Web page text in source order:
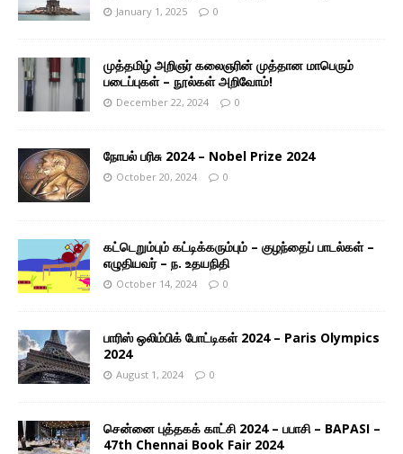
January 1, 2025 0
முத்தமிழ் அறிஞர் கலைஞரின் முத்தான மாபெரும்
படைப்புகள் – நூல்கள் அறிவோம்!
December 22, 2024 0
நோபல் பரிசு 2024 – Nobel Prize 2024
October 20, 2024 0
கட்டெறும்பும் கட்டிக்கரும்பும் – குழந்தைப் பாடல்கள் –
எழுதியவர் – ந. உதயநிதி
October 14, 2024 0
பாரிஸ் ஒலிம்பிக் போட்டிகள் 2024 – Paris Olympics
2024
August 1, 2024 0
சென்னை புத்தகக் காட்சி 2024 – பபாசி – BAPASI –
47th Chennai Book Fair 2024